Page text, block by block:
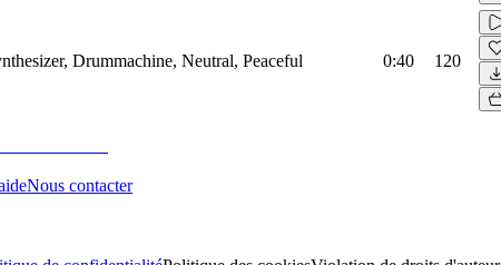
Drummachine, Neutral, Peaceful 0:40 120
Nous contacter